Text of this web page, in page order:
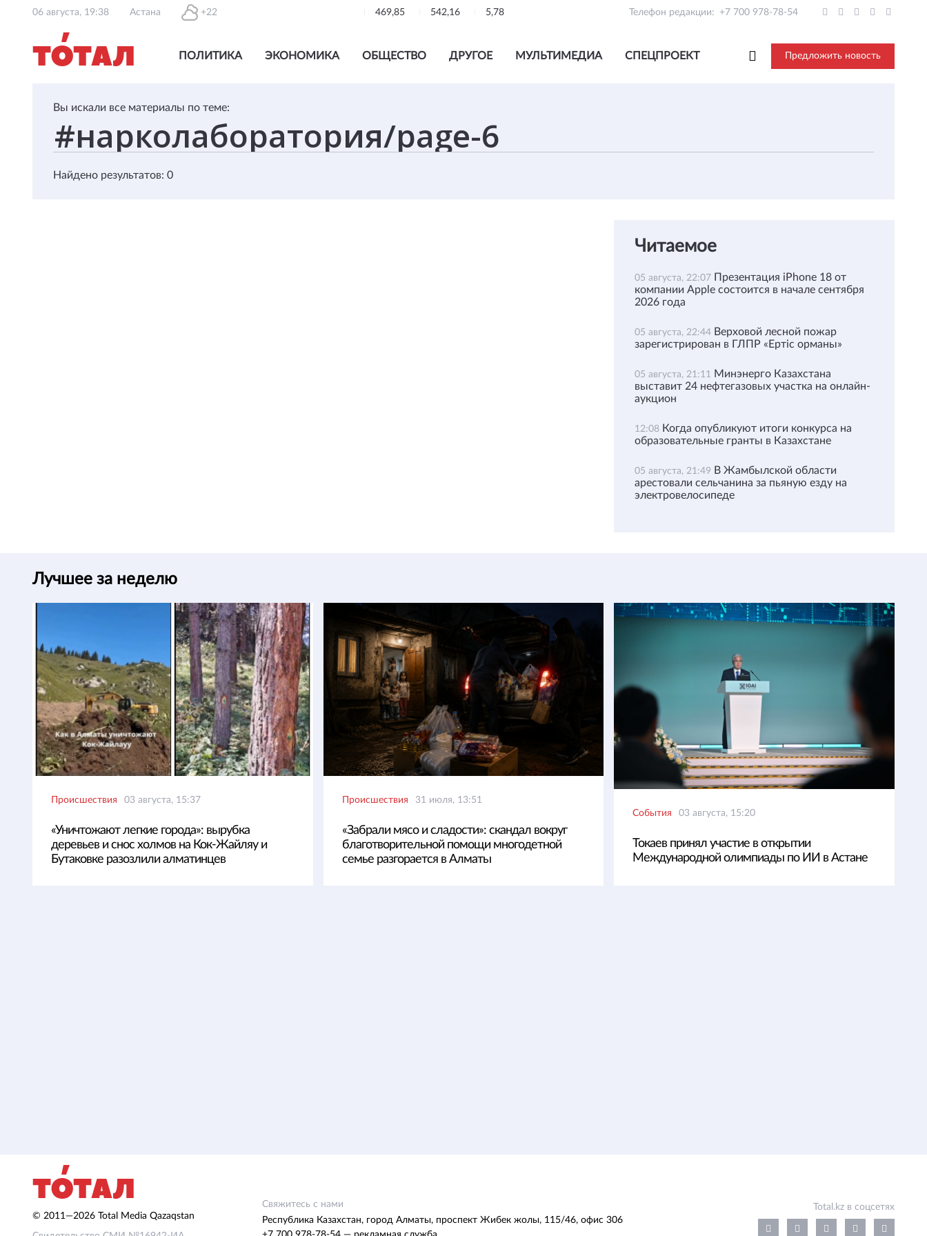
06 августа, 19:38 Астана +22 469,85 542,16 5,78 Телефон редакции: +7 700 978-78-54
ПОЛИТИКА ЭКОНОМИКА ОБЩЕСТВО ДРУГОЕ МУЛЬТИМЕДИА СПЕЦПРОЕКТ Предложить новость
Вы искали все материалы по теме:
Найдено результатов: 0
Читаемое
05 августа, 22:07 Презентация iPhone 18 от
компании Apple состоится в начале сентября
2026 года
05 августа, 22:44 Верховой лесной пожар
зарегистрирован в ГЛПР «Ертіс орманы»
05 августа, 21:11 Минэнерго Казахстана
выставит 24 нефтегазовых участка на онлайн-
аукцион
12:08 Когда опубликуют итоги конкурса на
образовательные гранты в Казахстане
05 августа, 21:49 В Жамбылской области
арестовали сельчанина за пьяную езду на
электровелосипеде
Лучшее за неделю
Происшествия 03 августа, 15:37
«Уничтожают легкие города»: вырубка
деревьев и снос холмов на Кок-Жайляу и
Бутаковке разозлили алматинцев
Происшествия 31 июля, 13:51
«Забрали мясо и сладости»: скандал вокруг
благотворительной помощи многодетной
семье разгорается в Алматы
События 03 августа, 15:20
Токаев принял участие в открытии
Международной олимпиады по ИИ в Астане
© 2011—2026 Total Media Qazaqstan
Свяжитесь с нами
Республика Казахстан, город Алматы, проспект Жибек жолы, 115/46, офис 306
Total.kz в соцсетях